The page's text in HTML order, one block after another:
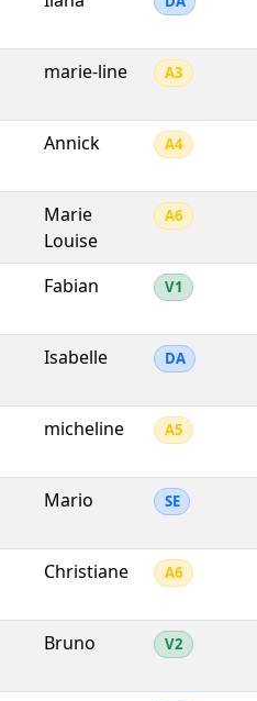
marie-line A3
Annick A4
Marie
Louise
A6
Fabian V1
Isabelle DA
micheline A5
Mario SE
Christiane A6
Bruno V2